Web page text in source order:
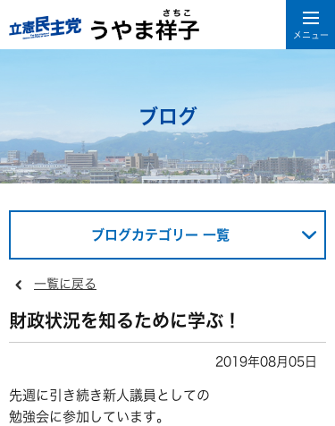
ブログ
ブログカテゴリー 一覧
一覧に戻る
財政状況を知るために学ぶ！
2019年08月05日
先週に引き続き新人議員としての
勉強会に参加しています。